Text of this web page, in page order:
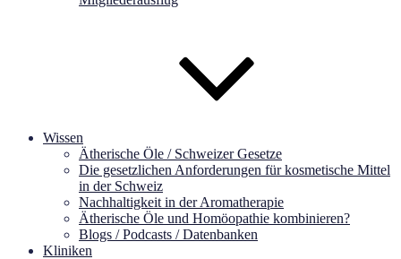
Wissen
Ätherische Öle / Schweizer Gesetze
Die gesetzlichen Anforderungen für kosmetische Mittel
in der Schweiz
Nachhaltigkeit in der Aromatherapie
Ätherische Öle und Homöopathie kombinieren?
Blogs / Podcasts / Datenbanken
Kliniken